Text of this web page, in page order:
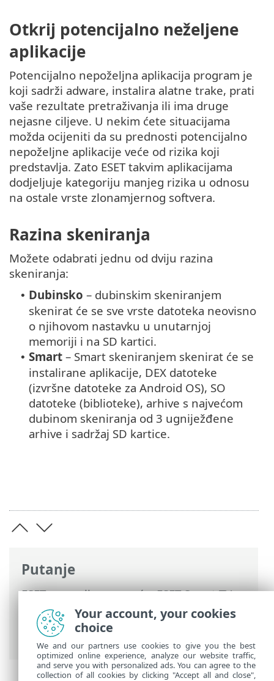
Putanje
ESET-ova online pomoć>ESET Smart TV
Security
>Rad s programom ESET Smart
TV Security >Antivirus
> Napredne
postavke
Otkrij potencijalno neželjene
aplikacije
Potencijalno nepoželjna aplikacija program je
koji sadrži adware, instalira alatne trake, prati
vaše rezultate pretraživanja ili ima druge
nejasne ciljeve. U nekim ćete situacijama
možda ocijeniti da su prednosti potencijalno
nepoželjne aplikacije veće od rizika koji
predstavlja. Zato ESET takvim aplikacijama
dodjeljuje kategoriju manjeg rizika u odnosu
na ostale vrste zlonamjernog softvera.
Razina skeniranja
Možete odabrati jednu od dviju razina
skeniranja:
• Dubinsko – dubinskim skeniranjem
skenirat će se sve vrste datoteka neovisno
o njihovom nastavku u unutarnjoj
memoriji i na SD kartici.
• Smart – Smart skeniranjem skenirat će se
instalirane aplikacije, DEX datoteke
(izvršne datoteke za Android OS), SO
datoteke (biblioteke), arhive s najvećom
dubinom skeniranja od 3 ugniježđene
arhive i sadržaj SD kartice.
Your account, your cookies
choice
We and our partners use cookies to give you the best
optimized online experience, analyze our website traffic,
and serve you with personalized ads. You can agree to the
collection of all cookies by clicking "Accept all and close",